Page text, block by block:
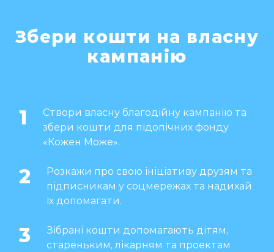
Збери кошти на власну
кампанію
1
Створи власну благодійну кампанію та
збери кошти для підопічних фонду
«Кожен Може».
2
Розкажи про свою ініціативу друзям та
підписникам у соцмережах та надихай
їх допомагати.
3
Зібрані кошти допомагають дітям,
стареньким, лікарням та проектам